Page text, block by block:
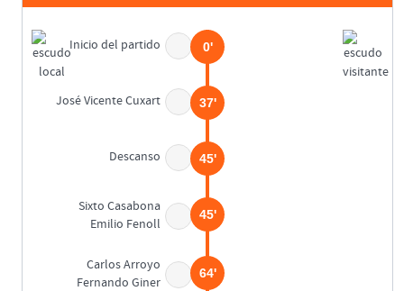
Inicio del partido 0'
José Vicente Cuxart 37'
Descanso 45'
Sixto Casabona
Emilio Fenoll
45'
Carlos Arroyo
Fernando Giner
64'